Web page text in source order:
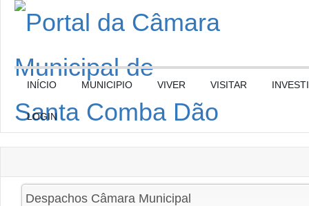
INÍCIO MUNICIPIO VIVER VISITAR
LOGIN
Despachos Câmara Municipal